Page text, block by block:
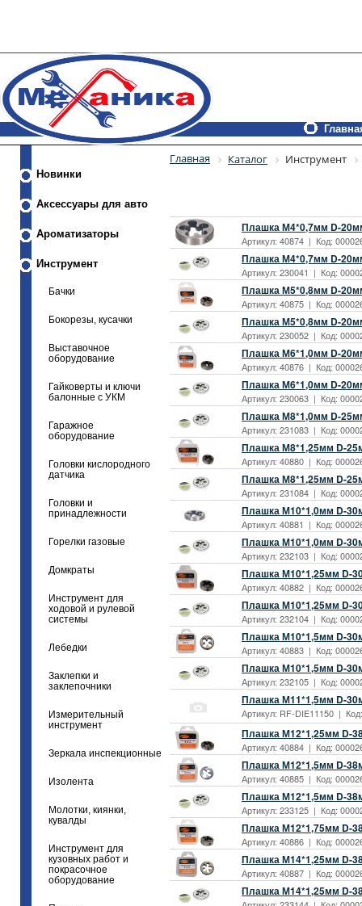
Новинки
Аксессуары для авто
Ароматизаторы
Инструмент
Бачки
Бокорезы, кусачки
Выставочное
оборудование
Гайковерты и ключи
балонные с УКМ
Гаражное
оборудование
Головки кислородного
датчика
Головки и
принадлежности
Горелки газовые
Домкраты
Инструмент для
ходовой и рулевой
системы
Лебедки
Заклепки и
заклепочники
Измерительный
инструмент
Зеркала инспекционные
Изолента
Молотки, киянки,
кувалды
Инструмент для
кузовных работ и
покрасочное
оборудование
Главная Каталог Инструмент
Плашка М4*0,7мм D-
Артикул: 40874 | Код:
Плашка М4*0,7мм D-
Артикул: 230041 | Код:
Плашка М5*0,8мм D-
Артикул: 40875 | Код:
Плашка М5*0,8мм D-
Артикул: 230052 | Код:
Плашка М6*1,0мм D-
Артикул: 40876 | Код:
Плашка М6*1,0мм D-
Артикул: 230063 | Код:
Плашка М8*1,0мм D-
Артикул: 231083 | Код:
Плашка М8*1,25мм D-
Артикул: 40880 | Код:
Плашка М8*1,25мм D-
Артикул: 231084 | Код:
Плашка М10*1,0мм D-
Артикул: 40881 | Код:
Плашка М10*1,0мм D-
Артикул: 232103 | Код:
Плашка М10*1,25мм D-
Артикул: 40882 | Код:
Плашка М10*1,25мм D-
Артикул: 232104 | Код:
Плашка М10*1,5мм D-
Артикул: 40883 | Код:
Плашка М10*1,5мм D-
Артикул: 232105 | Код:
Плашка М11*1,5мм D-
Артикул: RF-DIE11150 |
Плашка М12*1,25мм D-
Артикул: 40884 | Код:
Плашка М12*1,5мм D-
Артикул: 40885 | Код:
Плашка М12*1,5мм D-
Артикул: 233125 | Код:
Плашка М12*1,75мм D-
Артикул: 40886 | Код:
Плашка М14*1,25мм D-
Артикул: 40887 | Код:
Плашка М14*1,25мм D-